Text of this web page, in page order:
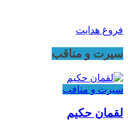
فروغ هدایت
سیرت و مناقب
سیرت و منافب
لقمان حکیم